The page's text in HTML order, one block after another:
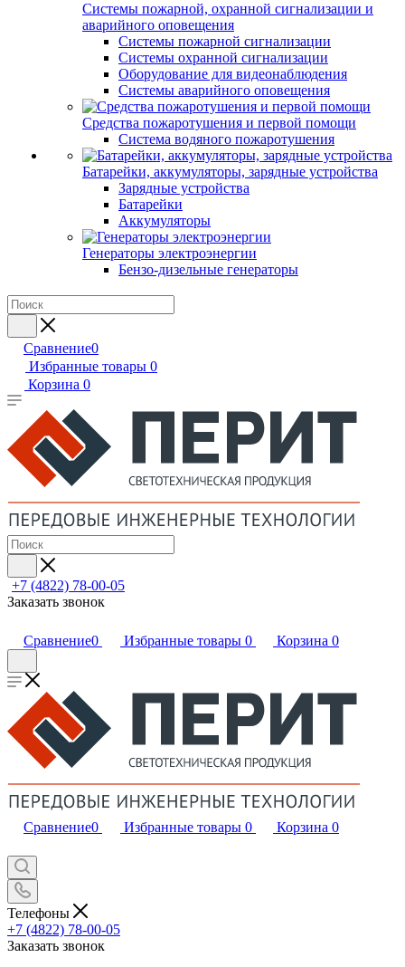
Системы пожарной, охранной сигнализации и
аварийного оповещения
Системы пожарной сигнализации
Системы охранной сигнализации
Оборудование для видеонаблюдения
Системы аварийного оповещения
Средства пожаротушения и первой помощи
Система водяного пожаротушения
Батарейки, аккумуляторы, зарядные устройства
Зарядные устройства
Батарейки
Аккумуляторы
Генераторы электроэнергии
Бензо-дизельные генераторы
Сравнение0
Избранные товары 0
Корзина 0
+7 (4822) 78-00-05
Заказать звонок
Сравнение0 Избранные товары 0 Корзина 0
Сравнение0 Избранные товары 0 Корзина 0
Телефоны
+7 (4822) 78-00-05
Заказать звонок